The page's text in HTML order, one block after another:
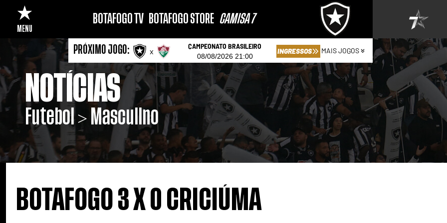
MENU
BOTAFOGO TV BOTAFOGO STORE CAMISA 7
PRÓXIMO JOGO: x
CAMPEONATO BRASILEIRO
08/08/2026 21:00
INGRESSOS MAIS JOGOS
NOTÍCIAS
Futebol > Masculino
BOTAFOGO 3 X 0 CRICIÚMA